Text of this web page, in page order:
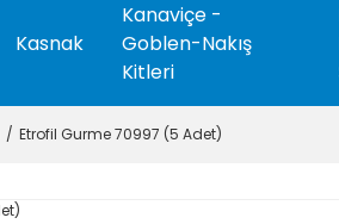
Kasnak
Kanaviçe -
Goblen-Nakış
Kitleri
Etrofil Gurme 70997 (5 Adet)